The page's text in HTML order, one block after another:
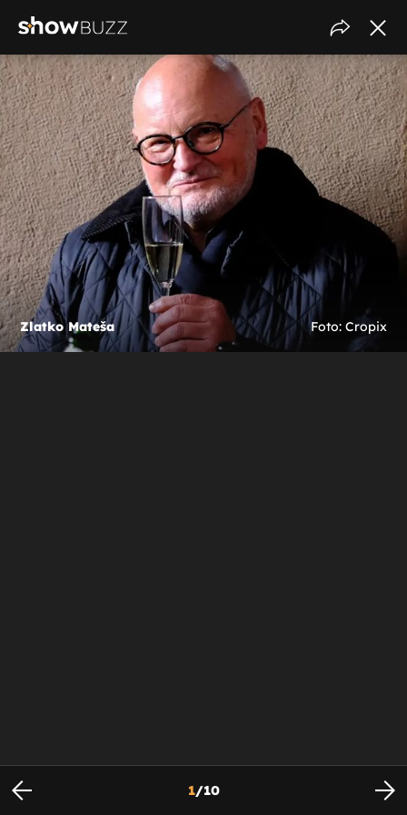
Zlatko Mateša Foto: Cropix
1/10